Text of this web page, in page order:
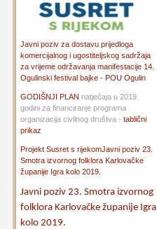
Javni poziv za dostavu prijedloga
komercijalnog i ugostiteljskog sadržaja
za vrijeme održavanja manifestacije 14.
Ogulinski festival bajke - POU Ogulin
GODIŠNJI PLAN natječaja u 2019.
godini za financiranje programa
organizacija civilnog društva - tablični
prikaz
Projekt Susret s rijekomJavni poziv 23.
Smotra izvornog folklora Karlovačke
županije Igra kolo 2019.
Javni poziv 23. Smotra izvornog
folklora Karlovačke županije Igra
kolo 2019.